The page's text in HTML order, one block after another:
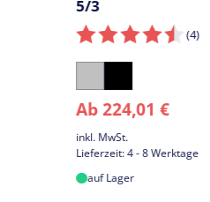
(4)
224,01€
4 - 8 Werktage
auf Lager